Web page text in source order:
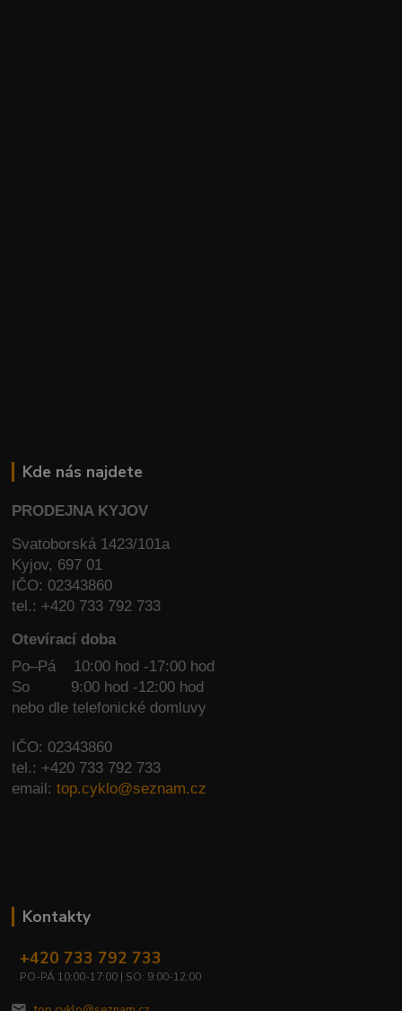
Kde nás najdete
PRODEJNA KYJOV
Svatoborská 1423/101a
Kyjov, 697 01
IČO: 02343860
tel.: +420 733 792 733
Otevírací doba
Po–Pá 10:00 hod -17:00 hod
So
9:00 hod -12:00 hod
nebo dle telefonické domluvy
IČO: 02343860
tel.: +420 733 792 733
email:top.cyklo@seznam.cz
Kontakty
+420 733 792 733
PO-PÁ 10:00-17:00 | SO: 9:00-12:00